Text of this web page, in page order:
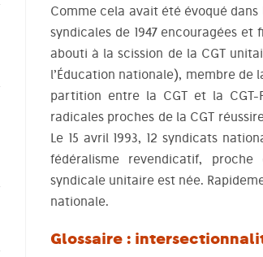
Comme cela avait été évoqué dans
syndicales de 1947 encouragées
abouti à la scission de la CGT
l’Éducation nationale), membre de
partition entre la CGT et la CGT-
radicales proches de la CGT
Le 15 avril 1993, 12 syndicats
fédéralisme revendicatif, proche
syndicale unitaire est née.
nationale.
Glossaire :